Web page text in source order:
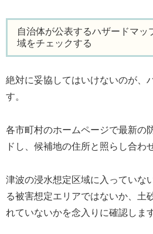
自治体が公表するハザードマッ
域をチェックする
絶対に妥協してはいけないのが、
す。
各市町村のホームページで最新の
ドし、候補地の住所と照らし合わ
津波の浸水想定区域に入っていな
る被害想定エリアではないか、土
れていないかを念入りに確認します